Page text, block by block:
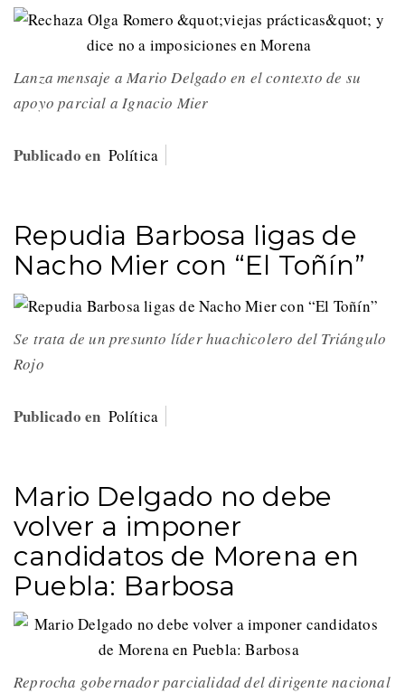
Lanza mensaje a Mario Delgado en el contexto de su
apoyo parcial a Ignacio Mier
Publicado en Política
Repudia Barbosa ligas de
Nacho Mier con “El Toñín”
Se trata de un presunto líder huachicolero del Triángulo
Rojo
Publicado en Política
Mario Delgado no debe
volver a imponer
candidatos de Morena en
Puebla: Barbosa
Reprocha gobernador parcialidad del dirigente nacional